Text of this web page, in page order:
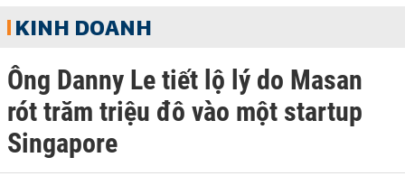
KINH DOANH
Ông Danny Le tiết lộ lý do Masan
rót trăm triệu đô vào một startup
Singapore